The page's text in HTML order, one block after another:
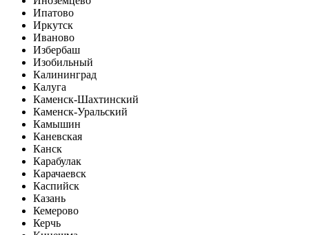
Ипатово
Иркутск
Иваново
Избербаш
Изобильный
Калининград
Калуга
Каменск-Шахтинский
Каменск-Уральский
Камышин
Каневская
Канск
Карабулак
Карачаевск
Каспийск
Казань
Кемерово
Керчь